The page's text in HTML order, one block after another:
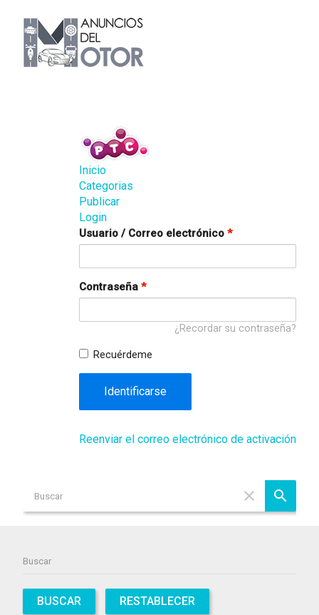
Inicio
Categorias
Publicar
Login
Usuario / Correo electrónico *
Contraseña *
¿Recordar su contraseña?
Recuérdeme
Identificarse
Reenviar el correo electrónico de activación
BUSCAR RESTABLECER